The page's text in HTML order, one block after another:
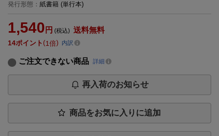
発行形態 ： 紙書籍 (単行本)
1,540 円 (税込) 送料無料
14ポイント 1倍 内訳
ご注文できない商品 詳細
再入荷のお知らせ
商品をお気に入りに追加